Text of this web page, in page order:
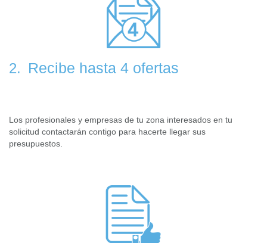
2. Recibe hasta 4 ofertas
Los profesionales y empresas de tu zona interesados en tu
solicitud contactarán contigo para hacerte llegar sus
presupuestos.